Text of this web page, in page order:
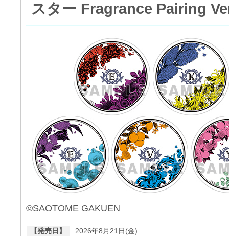
スター Fragrance Pairing
©SAOTOME GAKUEN
【発売日】
2026年8月21日(金)